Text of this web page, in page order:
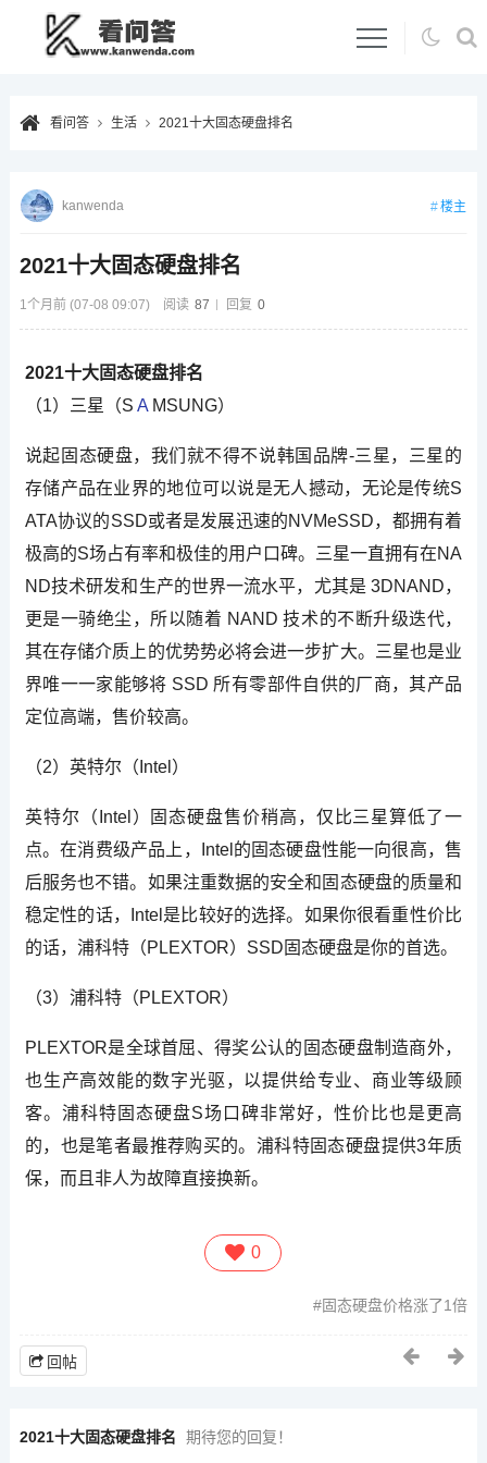
看问答 生活 2021十大固态硬盘排名
2021十大固态硬盘排名
1个月前 (07-08 09:07) 阅读 87 回复 0
kanwenda 楼主
2021十大固态硬盘排名
（1）三星（S A MSUNG）
说起固态硬盘，我们就不得不说韩国品牌-三星，三星的
存储产品在业界的地位可以说是无人撼动，无论是传统S
ATA协议的SSD或者是发展迅速的NVMeSSD，都拥有着
极高的S场占有率和极佳的用户口碑。三星一直拥有在NA
ND技术研发和生产的世界一流水平，尤其是 3DNAND，
更是一骑绝尘，所以随着 NAND 技术的不断升级迭代，
其在存储介质上的优势势必将会进一步扩大。三星也是业
界唯一一家能够将 SSD 所有零部件自供的厂商，其产品
定位高端，售价较高。
（2）英特尔（Intel）
英特尔（Intel）固态硬盘售价稍高，仅比三星算低了一
点。在消费级产品上，Intel的固态硬盘性能一向很高，售
后服务也不错。如果注重数据的安全和固态硬盘的质量和
稳定性的话，Intel是比较好的选择。如果你很看重性价比
的话，浦科特（PLEXTOR）SSD固态硬盘是你的首选。
（3）浦科特（PLEXTOR）
PLEXTOR是全球首屈、得奖公认的固态硬盘制造商外，
也生产高效能的数字光驱，以提供给专业、商业等级顾
客。浦科特固态硬盘S场口碑非常好，性价比也是更高
的，也是笔者最推荐购买的。浦科特固态硬盘提供3年质
保，而且非人为故障直接换新。
0
固态硬盘价格涨了1倍
回帖
2021十大固态硬盘排名 期待您的回复！